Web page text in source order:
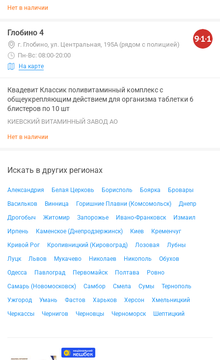
Нет в наличии
Глобино 4
г. Глобино, ул. Центральная, 195А (рядом с полицией)
Пн-Вс: 08:00-20:00
На карте
Квадевит Классик поливитаминный комплекс с
общеукрепляющим действием для организма таблетки 6
блистеров по 10 шт
КИЕВСКИЙ ВИТАМИННЫЙ ЗАВОД АО
Нет в наличии
Искать в других регионах
Александрия Белая Церковь Борисполь Боярка
Бровары
Васильков
Винница Горишние Плавни (Комсомольск)
Днепр
Дрогобыч
Житомир Запорожье Ивано-Франковск
Измаил
Ирпень
Каменское (Днепродзержинск) Киев
Кременчуг
Кривой Рог
Кропивницкий (Кировоград) Лозовая
Лубны
Луцк
Львов Мукачево Николаев Никополь
Обухов
Одесса
Павлоград Первомайск Полтава
Ровно
Самарь (Новомосковск)
Самбор Смела Сумы
Тернополь
Ужгород
Умань Фастов Харьков Херсон
Хмельницкий
Черкассы
Чернигов Черновцы Черноморск Шептицкий